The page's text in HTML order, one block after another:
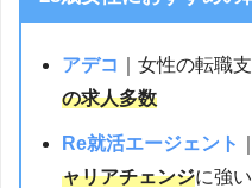
アデコ ｜女性の転職
の求人多数
Re就活エージェント
ャリアチェンジに強い